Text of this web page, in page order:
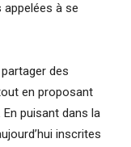
à se
des
en proposant
puisant dans la
inscrites